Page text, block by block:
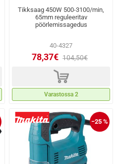
Tikksaag 450W 500-3100/min,
65mm reguleeritav
pöörlemissagedus
40-4327
78,37€ 104,50€
d
Varastossa 2
−25 %